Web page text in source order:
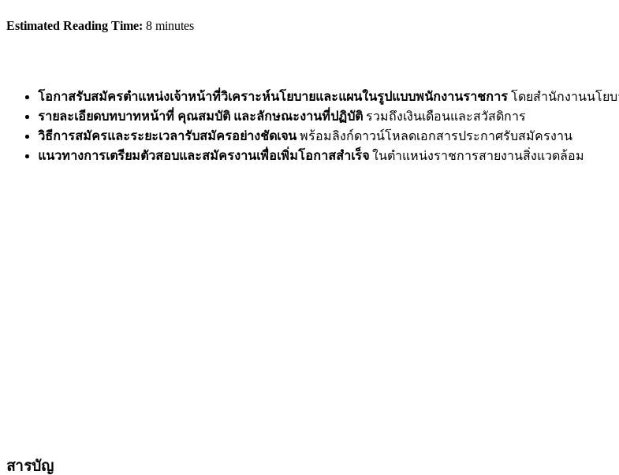
Estimated Reading Time: 8 minutes
โอกาสรับสมัครตำแหน่งเจ้าหน้าที่วิเคราะห์นโยบายและแผนในรูปแบบพนักงานราชการ โดยสำนักงานนโย
รายละเอียดบทบาทหน้าที่ คุณสมบัติ และลักษณะงานที่ปฏิบัติ รวมถึงเงินเดือนและสวัสดิการ
วิธีการสมัครและระยะเวลารับสมัครอย่างชัดเจนพร้อมลิงก์ดาวน์โหลดเอกสารประกาศรับสมัครงาน
แนวทางการเตรียมตัวสอบและสมัครงานเพื่อเพิ่มโอกาสสำเร็จ ในตำแหน่งราชการสายงานสิ่งแวดล้อม
สารบัญ